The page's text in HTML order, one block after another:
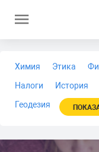
Химия Этика
Налоги
История
Геодезия